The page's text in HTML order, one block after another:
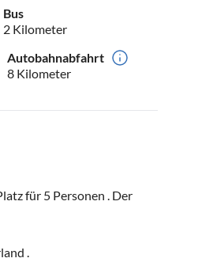
Bus
2 Kilometer
Autobahnabfahrt
8 Kilometer
für 5 Personen . Der
.